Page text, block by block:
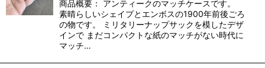
商品概要： アンティークのマッチケースです。
素晴らしいシェイプとエンボスの1900年前後ごろ
の物です。 ミリタリーナップサックを模したデザ
インで まだコンパクトな紙のマッチがない時代に
マッチ…